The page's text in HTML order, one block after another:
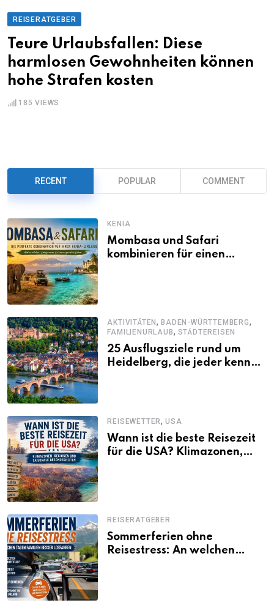
REISERATGEBER
Teure Urlaubsfallen: Diese
harmlosen Gewohnheiten können
hohe Strafen kosten
185 VIEWS
RECENT POPULAR COMMENT
KENIA
Mombasa und Safari
kombinieren für einen
AKTIVITÄTEN,BADEN-WÜRTTEMBERG,
FAMILIENURLAUB, STÄDTEREISEN
25 Ausflugsziele rund um
Heidelberg, die jeder kennen
REISEWETTER,USA
Wann ist die beste Reisezeit
für die USA? Klimazonen,
REISERATGEBER
Sommerferien ohne
Reisestress: An welchen